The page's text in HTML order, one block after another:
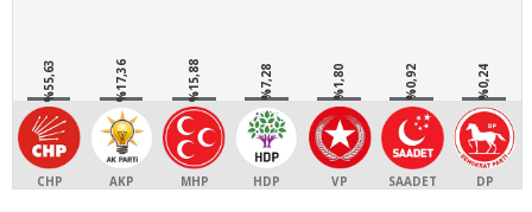
%55,63
CHP
%17,36
AKP
%15,88
MHP
%7,28
HDP
%1,80
VP
%0,92
SAADET
%0,24
DP